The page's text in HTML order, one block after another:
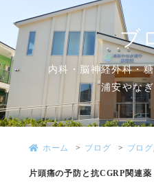
ブ
内科・脳神経外科・
浦安やな
ホーム ブログ ブログ,
片頭痛の予防と抗CGRP関連薬